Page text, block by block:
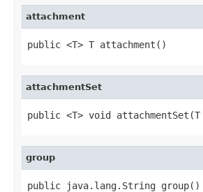
attachment
public <T> T attachment()
attachmentSet
public <T> void
group
public java.lang.String group()